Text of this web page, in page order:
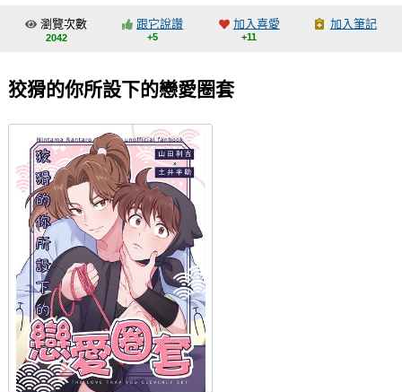
交流中心
會員功能選單
註冊會員
登入
瀏覽次數
2042
跟它說讚
+5
加入喜愛
+11
加入筆記
狡猾的你所設下的戀愛圈套